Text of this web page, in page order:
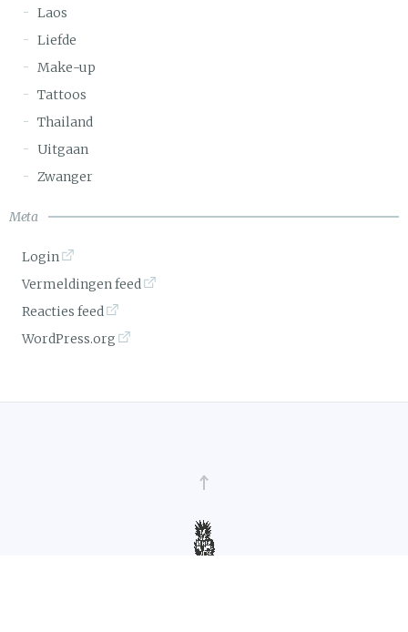
Laos
Liefde
Make-up
Tattoos
Thailand
Uitgaan
Zwanger
Meta
Login
Vermeldingen feed
Reacties feed
WordPress.org